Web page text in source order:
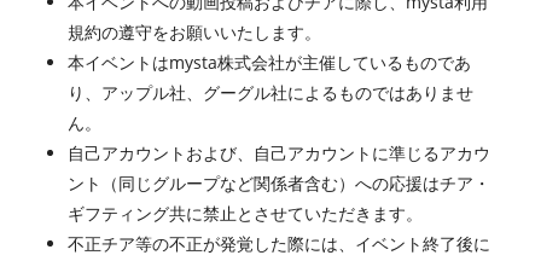
規約の遵守をお願いいたします。
本イベントはmysta株式会社が主催しているものであ
り、アップル社、グーグル社によるものではありませ
ん。
自己アカウントおよび、自己アカウントに準じるアカウ
ント（同じグループなど関係者含む）への応援はチア・
ギフティング共に禁止とさせていただきます。
不正チア等の不正が発覚した際には、イベント終了後に